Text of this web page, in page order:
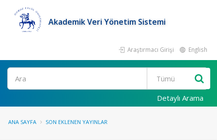
Akademik Veri Yönetim Sistemi
Araştırmacı Girişi English
Ara
Detaylı Arama
ANA SAYFA SON EKLENEN YAYINLAR